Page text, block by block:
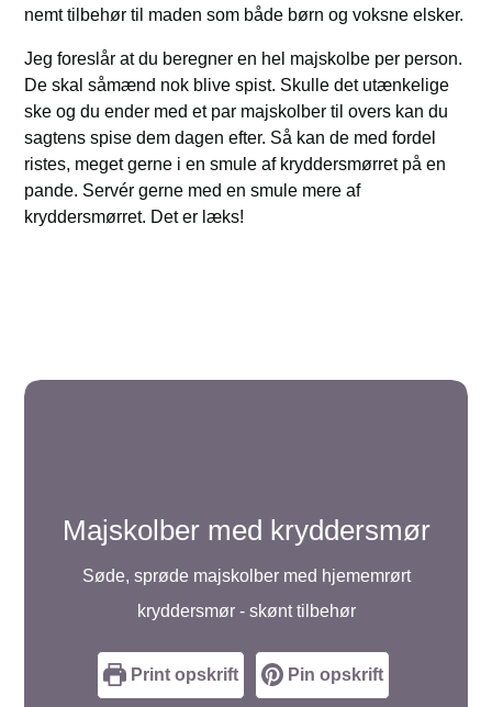
nemt tilbehør til maden som både børn og voksne elsker.
Jeg foreslår at du beregner en hel majskolbe per person.
De skal såmænd nok blive spist. Skulle det utænkelige
ske og du ender med et par majskolber til overs kan du
sagtens spise dem dagen efter. Så kan de med fordel
ristes, meget gerne i en smule af kryddersmørret på en
pande. Servér gerne med en smule mere af
kryddersmørret. Det er læks!
Majskolber med kryddersmør
Søde, sprøde majskolber med hjememrørt
kryddersmør - skønt tilbehør
Print opskrift Pin opskrift